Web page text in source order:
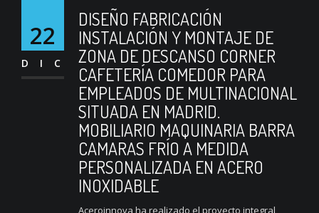
22
DIC
DISEÑO FABRICACIÓN
INSTALACIÓN Y MONTAJE DE
ZONA DE DESCANSO CORNER
CAFETERÍA COMEDOR PARA
EMPLEADOS DE MULTINACIONAL
SITUADA EN MADRID.
MOBILIARIO MAQUINARIA BARRA
CAMARAS FRÍO A MEDIDA
PERSONALIZADA EN ACERO
INOXIDABLE
Aceroinnova ha realizado el proyecto integral